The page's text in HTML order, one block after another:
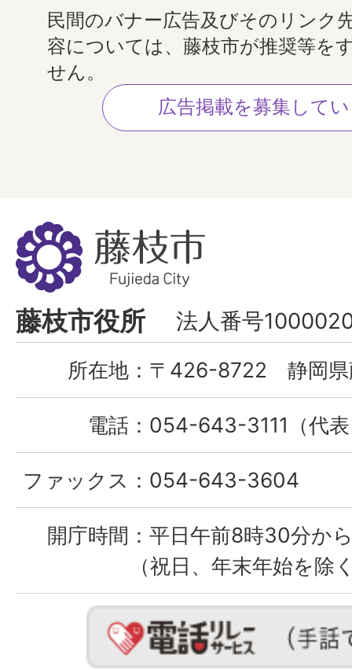
民間のバナー広告及びそのリンク
容については、藤枝市が推奨等を
せん。
広告掲載を募集して
藤
枝
市
Fujieda
City
藤枝市役所 法人番号
所在地： 〒426-8722 静岡県
電話： 054-643-3111（代
ファックス： 054-643-3604
開庁時間： 平日午前8時30分か
（祝日、年末年始を除